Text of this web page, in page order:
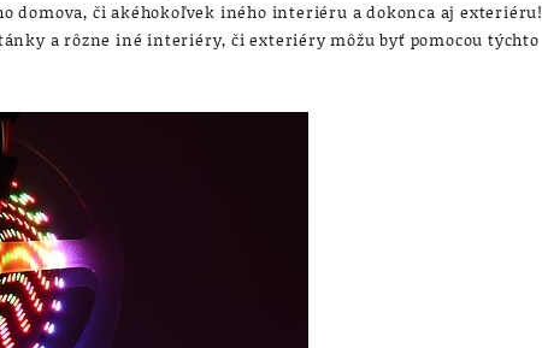
domova, či akéhokoľvek iného interiéru a dokonca aj exteriéru!
a rôzne iné interiéry, či exteriéry môžu byť pomocou týchto